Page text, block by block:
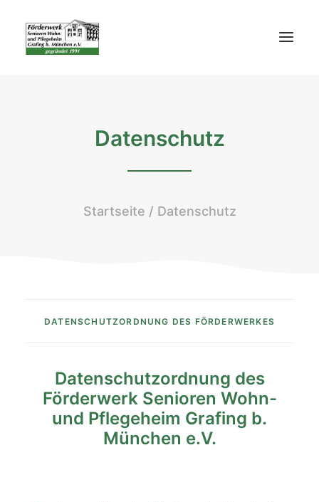
DAS FÖRDERWERK
AKTUELLES
Datenschutz
Startseite Datenschutz
DATENSCHUTZORDNUNG DES FÖRDERWERKES
Datenschutzordnung des
Förderwerk Senioren Wohn-
und Pflegeheim Grafing b.
München e.V.